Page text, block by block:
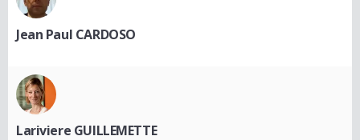
Jean Paul CARDOSO
Lariviere GUILLEMETTE